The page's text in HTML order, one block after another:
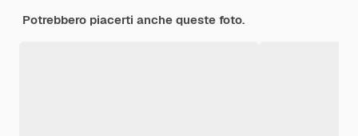
Potrebbero piacerti anche queste foto.